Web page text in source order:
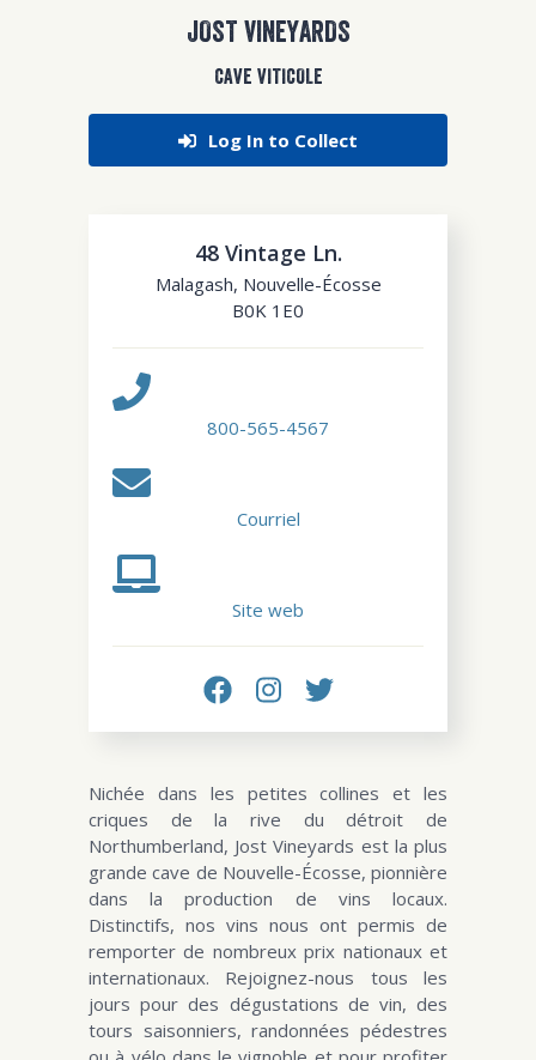
JOST VINEYARDS
CAVE VITICOLE
Log In to Collect
48 Vintage Ln.
Malagash, Nouvelle-Écosse
B0K 1E0
800-565-4567
Courriel
Site web
Nichée dans les petites collines et les
criques de la rive du détroit de
Northumberland, Jost Vineyards est la plus
grande cave de Nouvelle-Écosse, pionnière
dans la production de vins locaux.
Distinctifs, nos vins nous ont permis de
remporter de nombreux prix nationaux et
internationaux. Rejoignez-nous tous les
jours pour des dégustations de vin, des
tours saisonniers, randonnées pédestres